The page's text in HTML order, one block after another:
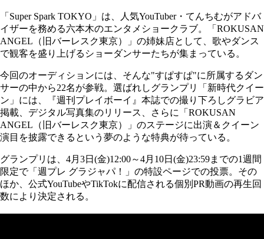
「Super Spark TOKYO」は、人気YouTuber・てんちむがアドバ
イザーを務める六本木のエンタメショークラブ。「ROKUSAN
ANGEL（旧バーレスク東京）」の姉妹店として、歌やダンス
で観客を盛り上げるショーダンサーたちが集まっている。
今回のオーディションには、そんな"すぱすぱ"に所属するダン
サーの中から22名が参戦。選ばれしグランプリ「新時代クイー
ン」には、『週刊プレイボーイ』本誌での撮り下ろしグラビア
掲載、デジタル写真集のリリース、さらに「ROKUSAN
ANGEL（旧バーレスク東京）」のステージに出演＆クイーン
演目を披露できるという夢のような特典が待っている。
グランプリは、4月3日(金)12:00～4月10日(金)23:59までの1週間
限定で「週プレ グラジャパ！」の特設ページでの投票。その
ほか、公式YouTubeやTikTokに配信される個別PR動画の再生回
数により決定される。